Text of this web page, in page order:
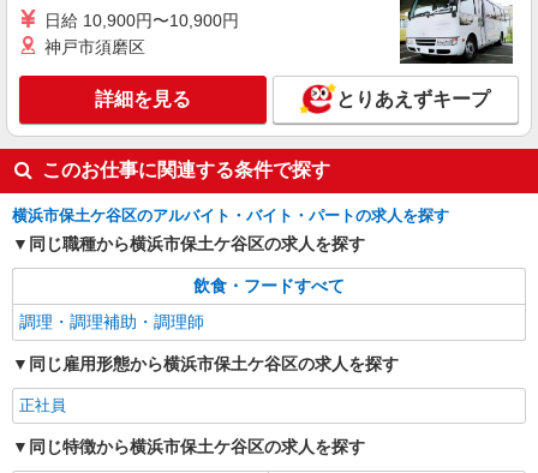
日給 10,900円〜10,900円
神戸市須磨区
詳細を見る とりあえずキープ
このお仕事に関連する条件で探す
横浜市保土ケ谷区のアルバイト・バイト・パートの求人を探す
同じ職種から横浜市保土ケ谷区の求人を探す
飲食・フードすべて
調理・調理補助・調理師
同じ雇用形態から横浜市保土ケ谷区の求人を探す
正社員
同じ特徴から横浜市保土ケ谷区の求人を探す